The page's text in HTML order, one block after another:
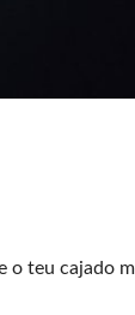
o teu cajado